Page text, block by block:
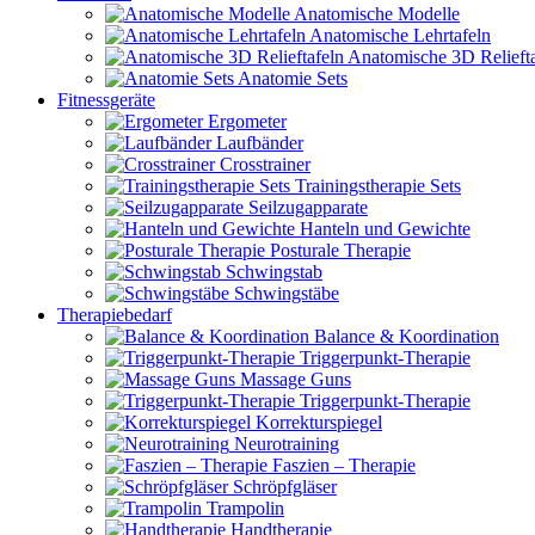
Anatomische Modelle
Anatomische Lehrtafeln
Anatomische 3D
Anatomie Sets
Fitnessgeräte
Ergometer
Laufbänder
Crosstrainer
Trainingstherapie Sets
Seilzugapparate
Hanteln und Gewichte
Posturale Therapie
Schwingstab
Schwingstäbe
Therapiebedarf
Balance & Koordination
Triggerpunkt-Therapie
Massage Guns
Triggerpunkt-Therapie
Korrekturspiegel
Neurotraining
Faszien – Therapie
Schröpfgläser
Trampolin
Handtherapie